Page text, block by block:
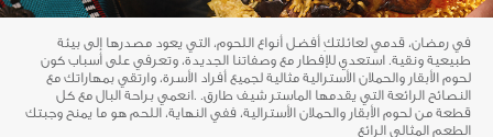
الحلال الاسترالي
الموارد
في رمضان، قدمي لعائلتكِ أفضل أنواع اللحوم، التي يعود مصدرها إلى بيئة
طبيعية ونقية. استعدي للإفطار مع وصفاتنا الجديدة، وتعرفي على أسباب كون
لحوم الأبقار والحملان الأسترالية مثالية لجميع أفراد الأسرة، وارتقي بمهاراتك مع
النصائح الرائعة التي يقدمها الماستر شيف طارق. .انعمي براحة البال مع كل
قطعة من لحوم الأبقار والحملان الأسترالية، ففي النهاية، اللحم هو ما يمنح وجبتك
الطعم المثالي الرائع